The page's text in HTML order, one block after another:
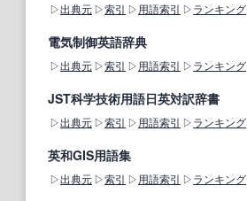
出典元 索引 用語索引 ランキング
電気制御英語辞典
出典元 索引 用語索引 ランキング
JST科学技術用語日英対訳辞書
出典元 索引 用語索引 ランキング
英和GIS用語集
出典元 索引 用語索引 ランキング